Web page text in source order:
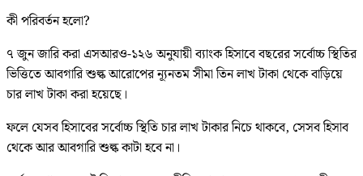
কী পরিবর্তন হলো?
৭ জুন জারি করা এসআরও-১২৬ অনুযায়ী ব্যাংক হিসাবে বছরের সর্বোচ্চ স্থিতির
ভিত্তিতে আবগারি শুল্ক আরোপের ন্যূনতম সীমা তিন লাখ টাকা থেকে বাড়িয়ে
চার লাখ টাকা করা হয়েছে।
ফলে যেসব হিসাবের সর্বোচ্চ স্থিতি চার লাখ টাকার নিচে থাকবে, সেসব হিসাব
থেকে আর আবগারি শুল্ক কাটা হবে না।